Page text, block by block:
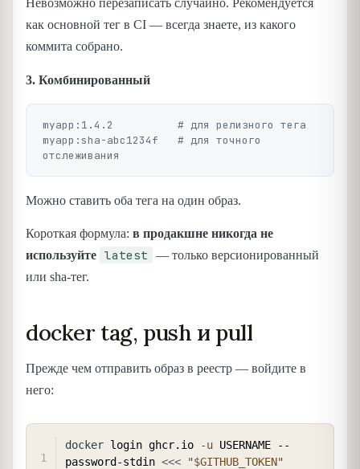
Невозможно перезаписать случайно. Рекомендуется
как основной тег в CI — всегда знаете, из какого
коммита собрано.
3. Комбинированный
myapp:1.4.2          # для релизного тега
myapp:sha-abc1234f   # для точного
Можно ставить оба тега на один образ.
Короткая формула: в продакшне никогда не
используйте latest
— только версионированный
или sha-тег.
docker tag, push и pull
Прежде чем отправить образ в реестр — войдите в
него:
docker login ghcr.io -u USERNAME --
password-stdin <<< "$GITHUB_TOKEN"